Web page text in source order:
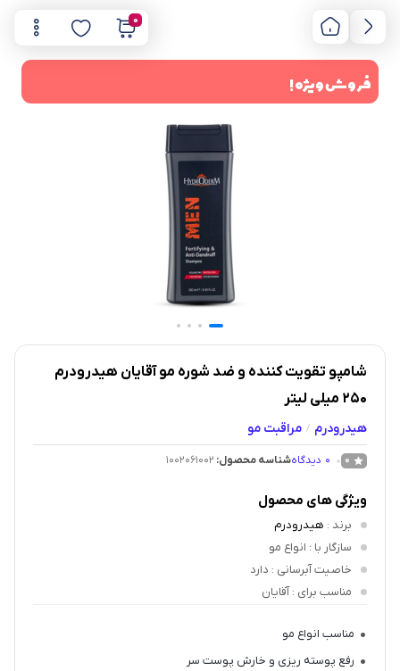
0
فروش ویژه !
شامپو تقویت کننده و ضد شوره مو آقایان هیدرودرم
250 میلی لیتر
هیدرودرم / مراقبت مو
0
0 دیدگاهشناسه محصول: 1002061002
ویژگی های محصول
برند : هیدرودرم
سازگار با : انواع مو
خاصیت آبرسانی : دارد
مناسب برای : آقایان
مناسب انواع مو
رفع پوسته ریزی و خارش پوست سر